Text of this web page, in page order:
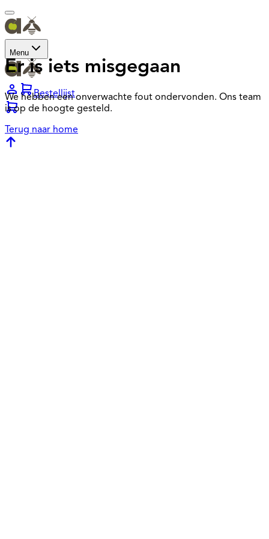
Menu
Bestellijst
Er is iets misgegaan
We hebben een onverwachte fout ondervonden. Ons team
is op de hoogte gesteld.
Terug naar home